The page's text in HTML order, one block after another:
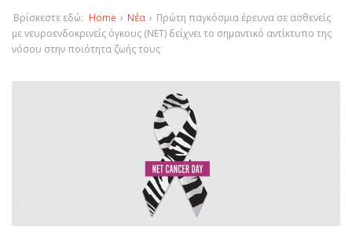
Βρίσκεστε εδώ: Home › Νέα › Πρώτη παγκόσμια έρευνα σε ασθενείς
με νευροενδοκρινείς όγκους (ΝΕΤ) δείχνει το σημαντικό αντίκτυπο της
νόσου στην ποιότητα ζωής τους